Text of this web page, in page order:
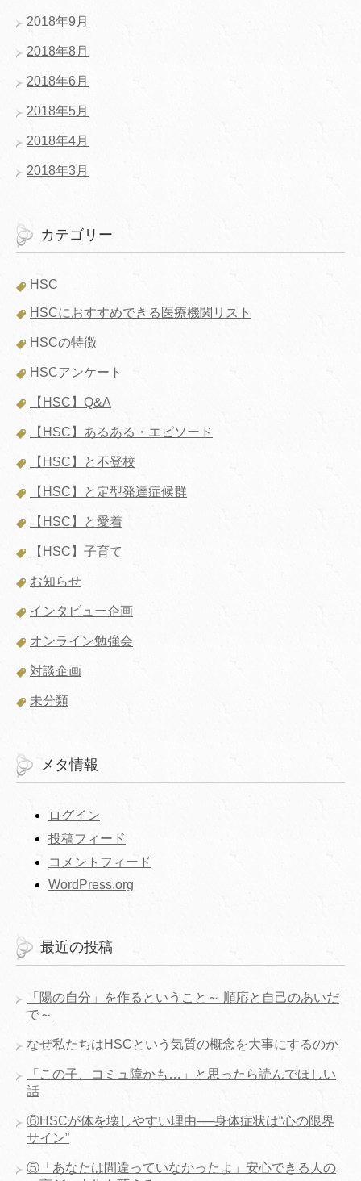
2018年9月
2018年8月
2018年6月
2018年5月
2018年4月
2018年3月
カテゴリー
HSC
HSCにおすすめできる医療機関リスト
HSCの特徴
HSCアンケート
【HSC】Q&A
【HSC】あるある・エピソード
【HSC】と不登校
【HSC】と定型発達症候群
【HSC】と愛着
【HSC】子育て
お知らせ
インタビュー企画
オンライン勉強会
対談企画
未分類
メタ情報
ログイン
投稿フィード
コメントフィード
WordPress.org
最近の投稿
「陽の自分」を作るということ～ 順応と自己のあいだ
で～
なぜ私たちはHSCという気質の概念を大事にするのか
「この子、コミュ障かも…」と思ったら読んでほしい
話
⑥HSCが体を壊しやすい理由──身体症状は“心の限界
サイン”
⑤「あなたは間違っていなかったよ」安心できる人の